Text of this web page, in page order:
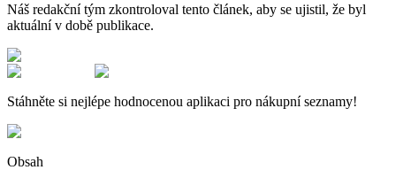
Náš redakční tým zkontroloval tento článek, aby se ujistil, že byl
aktuální v době publikace.
Stáhněte si nejlépe hodnocenou aplikaci pro nákupní seznamy!
Obsah